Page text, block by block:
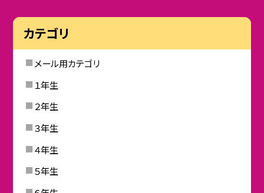
カテゴリ
メール用カテゴリ
１年生
２年生
３年生
４年生
５年生